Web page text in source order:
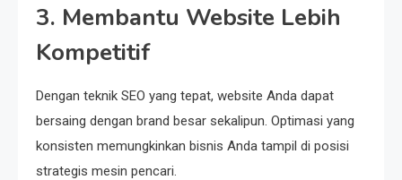
3. Membantu Website Lebih
Kompetitif
Dengan teknik SEO yang tepat, website Anda dapat
bersaing dengan brand besar sekalipun. Optimasi yang
konsisten memungkinkan bisnis Anda tampil di posisi
strategis mesin pencari.